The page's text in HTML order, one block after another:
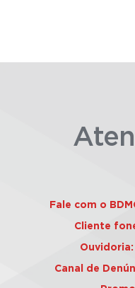
Fale com o
Cliente
Ouvidoria:
Canal de